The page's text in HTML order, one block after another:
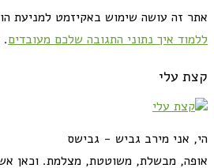
אתר זה עושה שימוש באקיזמט למניעת
ללמוד איך נתוני התגובה שלכם מעובדים.
קצת עלי
הי, אני מירב גביש - גבישס
אופה, מבשלת, משוטטת, מצלמת. וכאן